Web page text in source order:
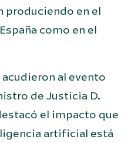
produciendo en el
como en el
al evento
de Justicia D.
el impacto que
artificial está